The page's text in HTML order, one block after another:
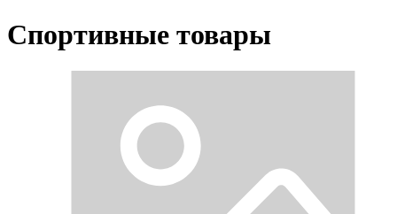
Спортивные товары